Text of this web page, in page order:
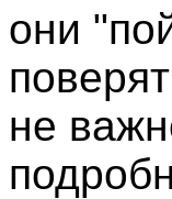
они
не